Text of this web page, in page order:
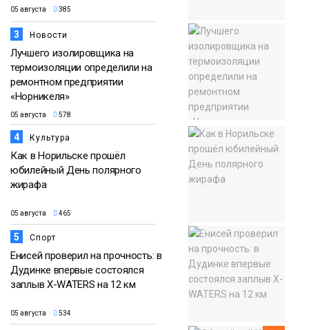
05 августа 385
3 Новости
Лучшего изолировщика на
термоизоляции определили на
ремонтном предприятии
«Норникеля»
05 августа 578
4 Культура
Как в Норильске прошёл
юбилейный День полярного
жирафа
05 августа 465
5 Спорт
Енисей проверил на прочность: в
Дудинке впервые состоялся
заплыв X-WATERS на 12 км
05 августа 534